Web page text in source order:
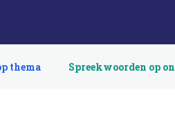
thema Spreekwoorden op